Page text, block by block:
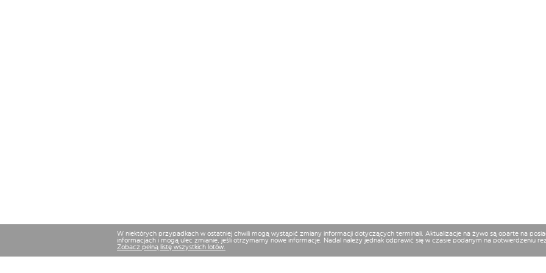
W niektórych przypadkach w ostatniej chwili mogą wystąpić zmiany informacji dotyczących terminali. Aktualizacje na żywo są oparte na
informacjach i mogą ulec zmianie, jeśli otrzymamy nowe informacje. Nadal należy jednak odprawić się w czasie podanym na potwierdzeniu
Zobacz pełną listę wszystkich lotów.